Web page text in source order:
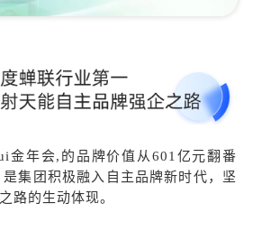
金年会,的品牌价值从601亿元翻番
集团积极融入自主品牌新时代，坚
路的生动体现。